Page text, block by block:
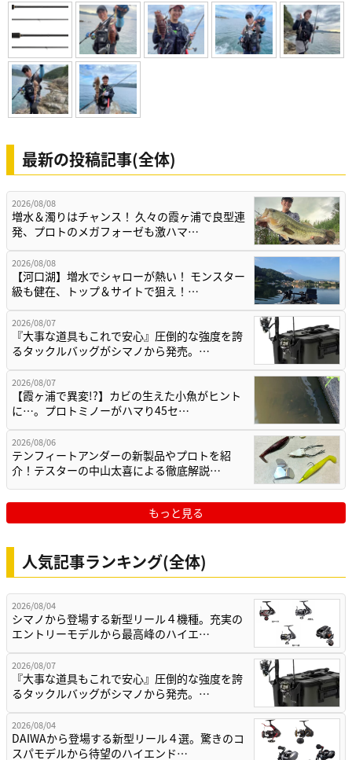
最新の投稿記事(全体)
2026/08/08
増水＆濁りはチャンス！ 久々の霞ヶ浦で良型連
発、プロトのメガフォーゼも激ハマ…
2026/08/08
【河口湖】増水でシャローが熱い！ モンスター
級も健在、トップ＆サイトで狙え！…
2026/08/07
『大事な道具もこれで安心』圧倒的な強度を誇
るタックルバッグがシマノから発売。…
2026/08/07
【霞ヶ浦で異変!?】カビの生えた小魚がヒント
に…。プロトミノーがハマり45セ…
2026/08/06
テンフィートアンダーの新製品やプロトを紹
介！テスターの中山太喜による徹底解説…
もっと見る
人気記事ランキング(全体)
2026/08/04
シマノから登場する新型リール４機種。充実の
エントリーモデルから最高峰のハイエ…
2026/08/07
『大事な道具もこれで安心』圧倒的な強度を誇
るタックルバッグがシマノから発売。…
2026/08/04
DAIWAから登場する新型リール４選。驚きのコ
スパモデルから待望のハイエンド…